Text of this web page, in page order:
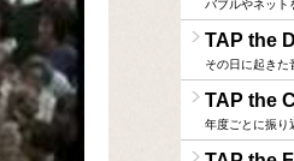
バブルやネット
TAP the
その日に起きた
TAP the
年度ごとに振り